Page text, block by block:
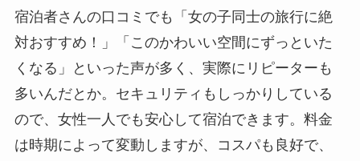
宿泊者さんの口コミでも「女の子同士の旅行に絶
対おすすめ！」「このかわいい空間にずっといた
くなる」といった声が多く、実際にリピーターも
多いんだとか。セキュリティもしっかりしている
ので、女性一人でも安心して宿泊できます。料金
は時期によって変動しますが、コスパも良好で、